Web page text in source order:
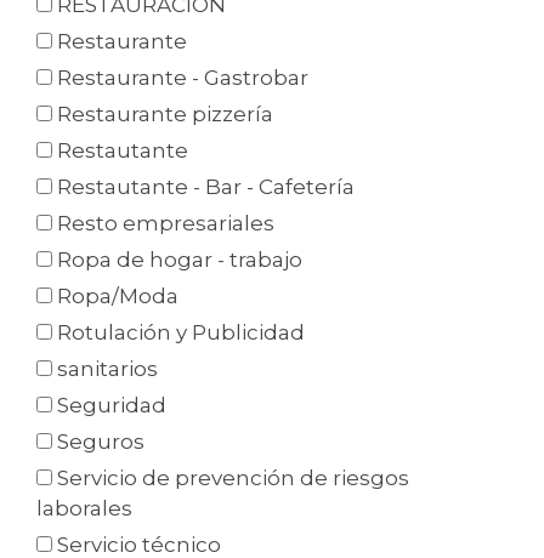
RESTAURACIÓN
Restaurante
Restaurante - Gastrobar
Restaurante pizzería
Restautante
Restautante - Bar - Cafetería
Resto empresariales
Ropa de hogar - trabajo
Ropa/Moda
Rotulación y Publicidad
sanitarios
Seguridad
Seguros
Servicio de prevención de riesgos
laborales
Servicio técnico